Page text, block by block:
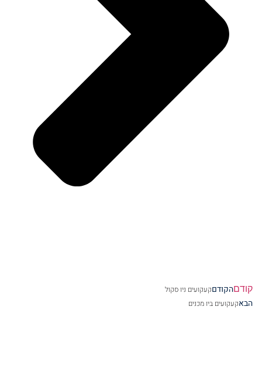
קודםהקודםקעקועים ניו סקול
הבאקעקועים ביו מכנים